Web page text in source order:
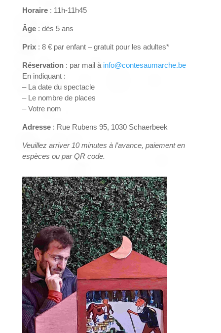
Horaire: 11h-11h45
Âge: dès 5 ans
Prix: 8 € par enfant – gratuit pour les adultes*
Réservation: par mail à info@contesaumarche.be
En indiquant :
– La date du spectacle
– Le nombre de places
– Votre nom
Adresse: Rue Rubens 95, 1030 Schaerbeek
Veuillez arriver 10 minutes à l’avance, paiement en
espèces ou par QR code.